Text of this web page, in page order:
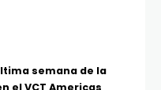
semana de la
el VCT Americas